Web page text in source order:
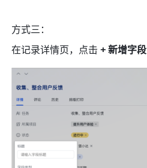
方式三：
在记录详情页，点击 + 新增字段